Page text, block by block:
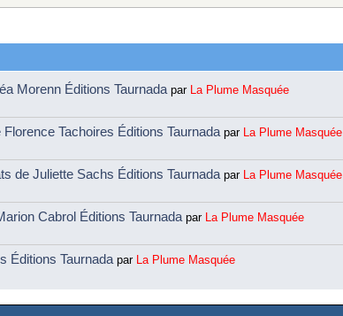
Morenn Éditions Taurnada par La Plume Masquée
Tachoires Éditions Taurnadapar La Plume Masquée
de Juliette Sachs Éditions Taurnada par La Plume Masquée
Cabrol Éditions Taurnada par La Plume Masquée
Éditions Taurnada par La Plume Masquée